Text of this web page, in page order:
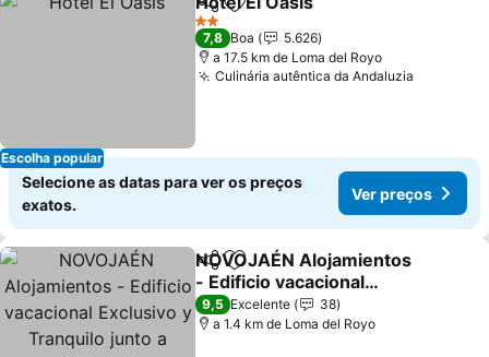
Escolha popular
PartilharAdicionar aos favoritos
2 Estrelas
7,8 Boa
5.626
a 17.5 km de Loma del Royo
Culinária autêntica da Andaluzia
Selecione as datas para ver os preços
exatos.
Ver preços
PartilharAdicionar aos favoritos
NOVOJAÉN Alojamientos
- Edificio vacacional
Exclusivo y Tranquilo
junto a Catedral
Ver preços
9,5 Excelente
38
a 1.4 km de Loma del Royo